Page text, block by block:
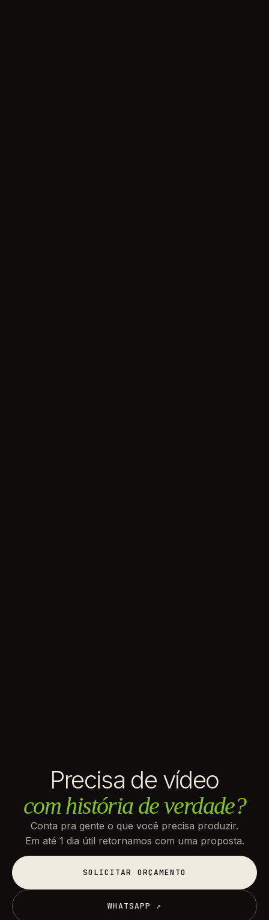
Precisa de vídeo
com história de verdade?
Conta pra gente o que você precisa produzir.
Em até 1 dia útil retornamos com uma proposta.
SOLICITAR ORÇAMENTO
WHATSAPP ↗